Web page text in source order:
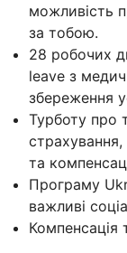
можливість
за тобою.
28 робочих
leave з
збереження
Турботу про
та
Програму
важливі
Компенсація